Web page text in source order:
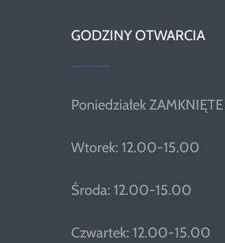
GODZINY OTWARCIA
Poniedziałek ZAMKNIĘTE
Wtorek: 12.00-15.00
Środa: 12.00-15.00
Czwartek: 12.00-15.00